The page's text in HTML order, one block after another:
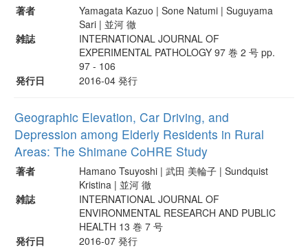
著者
Yamagata Kazuo | Sone Natumi | Suguyama
Sari | 並河 徹
雑誌
INTERNATIONAL JOURNAL OF
EXPERIMENTAL PATHOLOGY 97 巻 2 号 pp.
97 - 106
発行日
2016-04 発行
Geographic Elevation, Car Driving, and
Depression among Elderly Residents in Rural
Areas: The Shimane CoHRE Study
著者
Hamano Tsuyoshi | 武田 美輪子 | Sundquist
Kristina | 並河 徹
雑誌
INTERNATIONAL JOURNAL OF
ENVIRONMENTAL RESEARCH AND PUBLIC
HEALTH 13 巻 7 号
発行日
2016-07 発行